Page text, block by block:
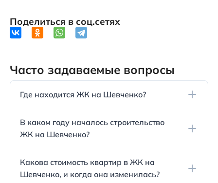
Поделиться в соц.сетях
Часто задаваемые вопросы
Где находится ЖК на Шевченко?
Шевченко 211/Краснозеленых 14, возле
пересечения этих двух улиц.
В каком году началось строительство
ЖК на Шевченко?
октябре 2014 года.
Какова стоимость квартир в ЖК на
Шевченко, и когда она изменилась?